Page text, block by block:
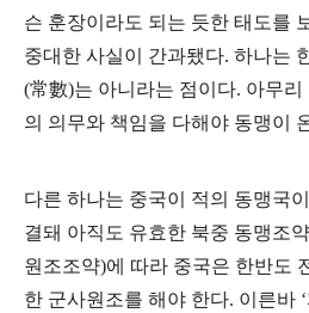
슨 훈장이라도 되는 듯한 태도를
중대한 사실이 간과됐다. 하나는
(常數)는 아니라는 점이다. 아무리
의 의무와 책임을 다해야 동맹이
다른 하나는 중국이 적의 동맹국
결돼 아직도 유효한 북중 동맹조약
원조조약)에 따라 중국은 한반도
한 군사원조를 해야 한다. 이른바 ‘